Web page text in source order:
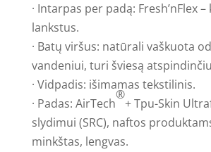
· Intarpas per padą: Fresh’nFlex
lankstus.
· Batų viršus: natūrali vaškuota
vandeniui, turi šviesą
· Vidpadis: išimamas tekstilinis.
· Padas: AirTech
®
+ Tpu-Skin
slydimui (SRC), naftos
minkštas, lengvas.